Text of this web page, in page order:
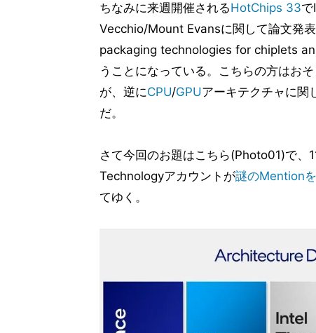
ちなみに来週開催されるHotChips 33
Vecchio/Mount Evansに関して論文発
packaging technologies for chiplets
うことになっている。こちらの方はお
が、逆にCPU/GPUアーキテクチャに関
だ。
さて今回のお題はこちら(Photo01)で
Technologyアカウントが謎のMention
てゆく。